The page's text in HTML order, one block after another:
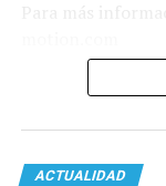
ACTUALIDAD